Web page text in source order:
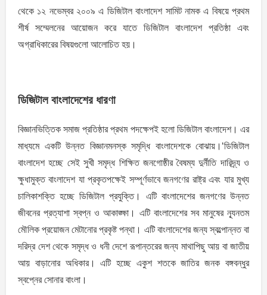
থেকে ১২ নভেম্বর ২০০৯ এ ডিজিটাল বাংলাদেশ সামিট নামক এ বিষয়ে প্রথম
শীর্ষ সম্মেলনের আয়োজন করে যাতে ডিজিটাল বাংলাদেশ প্রতিষ্ঠা এবং
অগ্রাধিকারের বিষয়গুলো আলোচিত হয়।
ডিজিটাল বাংলাদেশের ধারণা
বিজ্ঞানভিত্তিক সমাজ প্রতিষ্ঠার প্রথম পদক্ষেপই হলো ডিজিটাল বাংলাদেশ। এর
মাধ্যমে একটি উন্নত বিজ্ঞানমনস্ক সমৃদ্ধি বাংলাদেশকে বোঝায়।‘ডিজিটাল
বাংলাদেশ হচ্ছে সেই সুখী সমৃদ্ধ শিক্ষিত জনগোষ্ঠীর বৈষম্য দুর্নীতি দারিদ্র্য ও
ক্ষুধামুক্ত বাংলাদেশ যা প্রকৃতপক্ষেই সম্পূর্ণভাবে জনগণের রাষ্ট্র এবং যার মুখ্য
চালিকাশক্তি হচ্ছে ডিজিটাল প্রযুক্তি। এটি বাংলাদেশের জনগণের উন্নত
জীবনের প্রত্যাশা স্বপ্ন ও আকাঙ্ক্ষা। এটি বাংলাদেশের সব মানুষের ন্যূনতম
মৌলিক প্রয়োজন মেটানোর প্রকৃষ্ট পন্থা। এটি বাংলাদেশের জন্য স্বল্পোন্নত বা
দরিদ্র দেশ থেকে সমৃদ্ধ ও ধনী দেশে রূপান্তরের জন্য মাথাপিছু আয় বা জাতীয়
আয় বাড়ানোর অধিকার। এটি হচ্ছে একুশ শতকে জাতির জনক বঙ্গবন্ধুর
স্বপ্নের সোনার বাংলা।